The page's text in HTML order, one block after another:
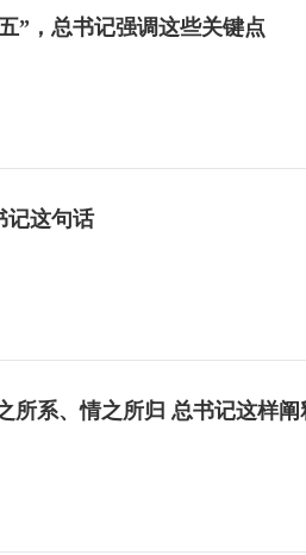
”，总书记强调这些关键点
记这句话
所系、情之所归 总书记这样